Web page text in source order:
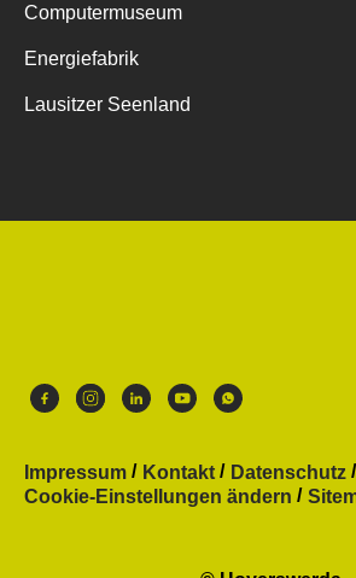
Computermuseum
Energiefabrik
Lausitzer Seenland
Impressum Kontakt
Datenschutz
Cookie-Einstellungen ändern